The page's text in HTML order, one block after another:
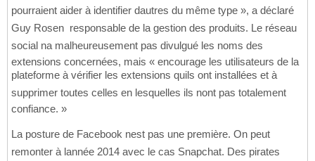
pourraient aider à identifier dautres du même type », a déclaré
Guy Rosen  responsable de la gestion des produits. Le réseau
social na malheureusement pas divulgué les noms des
extensions concernées, mais « encourage les utilisateurs de la
plateforme à vérifier les extensions quils ont installées et à
supprimer toutes celles en lesquelles ils nont pas totalement
confiance. »
La posture de Facebook nest pas une première. On peut
remonter à lannée 2014 avec le cas Snapchat. Des pirates